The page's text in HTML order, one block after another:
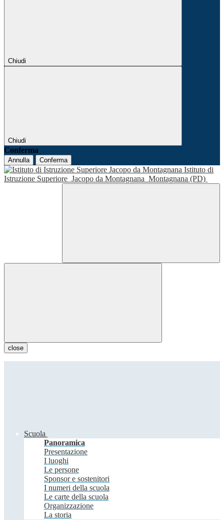
Chiudi
Chiudi
Conferma
Annulla Conferma
Istituto di
Istruzione Superiore Jacopo da Montagnana Montagnana (PD)
close
Scuola
Panoramica
Presentazione
I luoghi
Le persone
Sponsor e sostenitori
I numeri della scuola
Le carte della scuola
Organizzazione
La storia